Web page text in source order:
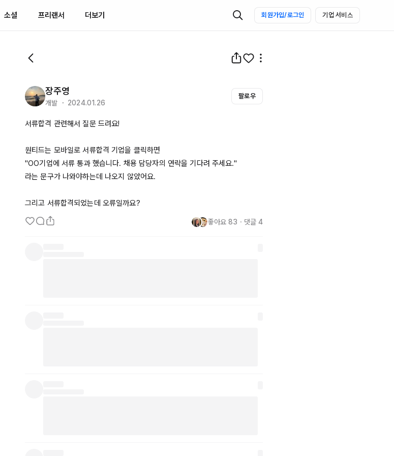
소셜 프리랜서 더보기 회원가입/로그인 기업 서비스
장주영
개발 ・ 2024.01.26
팔로우
서류합격 관련해서 질문 드려요!
원티드는 모바일로 서류합격 기업을 클릭하면
"OO기업에 서류 통과 했습니다. 채용 담당자의 연락을 기다려 주세요."
라는 문구가 나와야하는데 나오지 않았어요.
그리고 서류합격되었는데 오류일까요?
좋아요 83 ・ 댓글 4